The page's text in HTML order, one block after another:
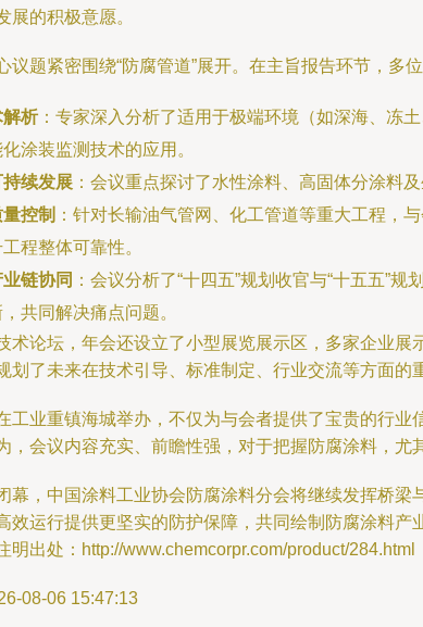
展的积极意愿。
议题紧密围绕“防腐管道”展开。在主旨报告环节，多
析：专家深入分析了适用于极端环境（如深海、冻
涂装监测技术的应用。
续发展 ：会议重点探讨了水性涂料、高固体分涂料
控制 ：针对长输油气管网、化工管道等重大工程，
程整体可靠性。
链协同 ：会议分析了“十四五”规划收官与“十五五”
共同解决痛点问题。
术论坛，年会还设立了小型展览展示区，多家企业
划了未来在技术引导、标准制定、行业交流等方面的
工业重镇海城举办，不仅为与会者提供了宝贵的行
，会议内容充实、前瞻性强，对于把握防腐涂料，
幕，中国涂料工业协会防腐涂料分会将继续发挥桥
效运行提供更坚实的防护保障，共同绘制防腐涂料产
明出处：http://www.chemcorpr.com/product/284.html
08-06 15:47:13